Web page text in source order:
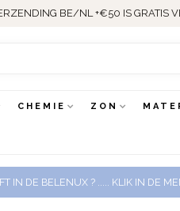
BE/NL +€50 IS GRATIS
CHEMIE ZON
IN DE BELENUX ? ..... KLIK IN DE